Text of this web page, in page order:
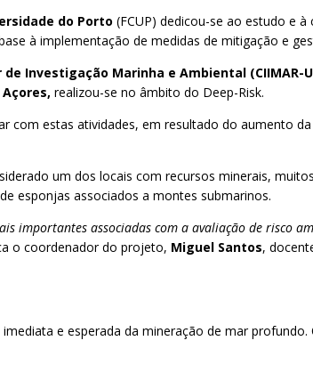
do Porto (FCUP) dedicou-se ao estudo e
à implementação de medidas de mitigação e
Investigação Marinha e Ambiental
realizou-se no âmbito do Deep-Risk.
com estas atividades, em resultado do aumento
um dos locais com recursos minerais,
esponjas associados a montes submarinos.
importantes associadas com a avaliação de risco
o coordenador do projeto, Miguel Santos,
e esperada da mineração de mar